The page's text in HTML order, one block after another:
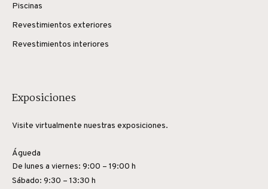
Piscinas
Revestimientos exteriores
Revestimientos interiores
Exposiciones
Visite virtualmente nuestras exposiciones.
Águeda
De lunes a viernes: 9:00 – 19:00 h
Sábado: 9:30 – 13:30 h